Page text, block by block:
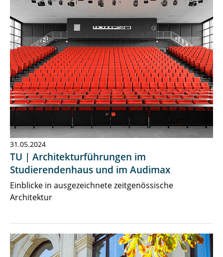
31.05.2024
TU | Architekturführungen im
Studierendenhaus und im Audimax
Einblicke in ausgezeichnete zeitgenössische
Architektur